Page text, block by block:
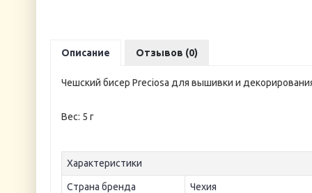
Описание Отзывов (0)
Чешский бисер Preciosa для вышивки и
Вес: 5 г
Характеристики
Страна бренда Чехия